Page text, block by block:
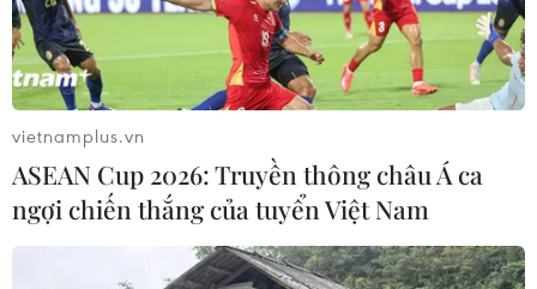
vietnamplus.vn
ASEAN Cup 2026: Truyền thông châu Á ca
ngợi chiến thắng của tuyển Việt Nam